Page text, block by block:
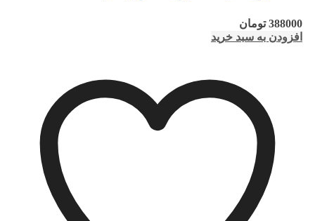
388000 تومان
افزودن به سبد خرید